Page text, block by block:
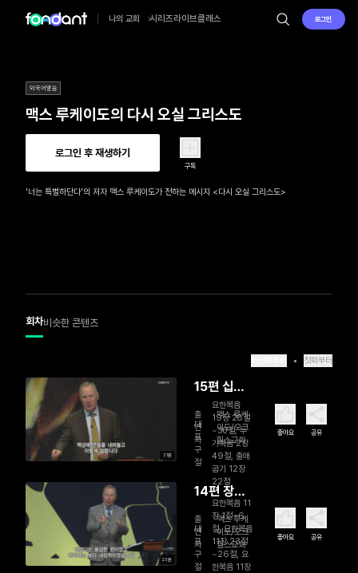
나의 교회 시리즈라이브클래스 로그인
외국어말씀
맥스 루케이도의 다시 오실 그리스도
로그인 후 재생하기
구독
'너는 특별하단다'의 저자 맥스 루케이도가 전하는 메시지 <다시 오실 그리스도>
회차비슷한 콘텐츠
첫화부터
31분
15편 십자
가에서의
마지막 한
마디
출
연
자
맥스 루케
이도/오크
힐스교회
대
표
구
절
요한복음
19장 28절
~30절, 누
가복음 2장
49절, 출애
굽기 12장
22절
좋아요 공유
23분
14편 장례
식에서 해
야 할 말
출
연
자
맥스 루케
이도/오크
힐스교회
대
표
구
절
요한복음 11
장 1절~6
절, 요한복음
11장 23절
~26절, 요
한복음 11장
좋아요 공유